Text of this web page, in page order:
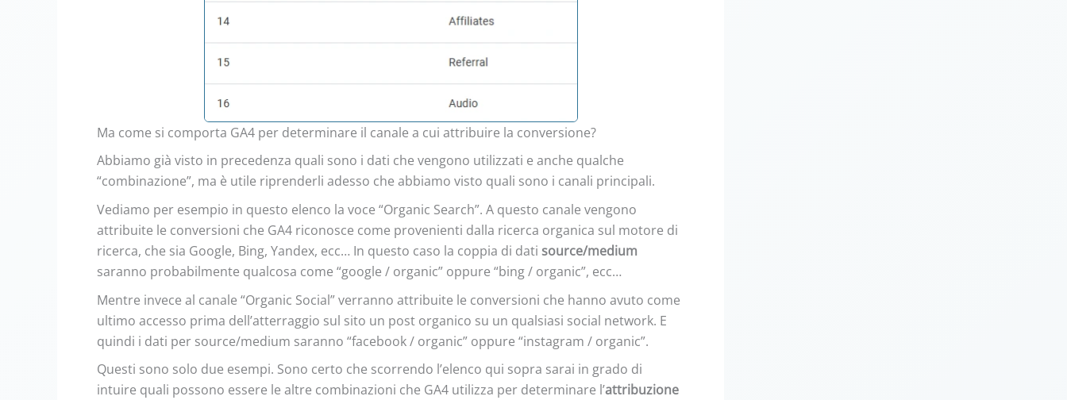
Ma come si comporta GA4 per determinare il canale a cui attribuire la conversione?
Abbiamo già visto in precedenza quali sono i dati che vengono utilizzati e anche qualche
“combinazione”, ma è utile riprenderli adesso che abbiamo visto quali sono i canali principali.
Vediamo per esempio in questo elenco la voce “Organic Search”. A questo canale vengono
attribuite le conversioni che GA4 riconosce come provenienti dalla ricerca organica sul motore di
ricerca, che sia Google, Bing, Yandex, ecc… In questo caso la coppia di dati source/medium
saranno probabilmente qualcosa come “google / organic” oppure “bing / organic”, ecc…
Mentre invece al canale “Organic Social” verranno attribuite le conversioni che hanno avuto come
ultimo accesso prima dell’atterraggio sul sito un post organico su un qualsiasi social network. E
quindi i dati per source/medium saranno “facebook / organic” oppure “instagram / organic”.
Questi sono solo due esempi. Sono certo che scorrendo l’elenco qui sopra sarai in grado di
intuire quali possono essere le altre combinazioni che GA4 utilizza per determinare l’attribuzione